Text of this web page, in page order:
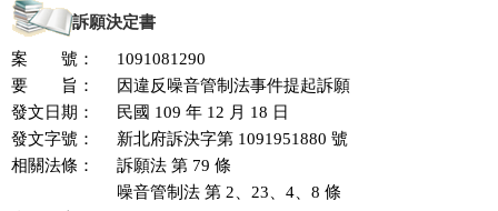
訴願決定書
案 號：
1091081290
要 旨：
因違反噪音管制法事件提起訴願
發文日期：
民國 109 年 12 月 18 日
發文字號：
新北府訴決字第 1091951880 號
相關法條：
訴願法 第 79 條
噪音管制法 第 2、23、4、8 條